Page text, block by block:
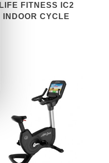
LIFE FITNESS IC2
INDOOR CYCLE